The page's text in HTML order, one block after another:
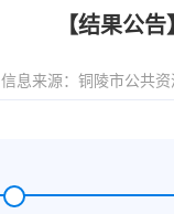
【结果公
信息来源： 铜陵市公共